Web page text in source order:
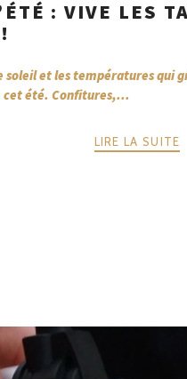
: VIVE LES
soleil et les températures qui
cet été. Confitures,...
LIRE LA SUITE